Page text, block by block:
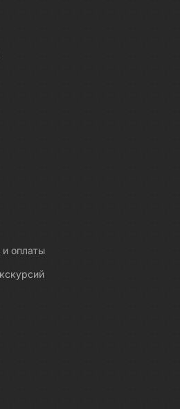
и оплаты